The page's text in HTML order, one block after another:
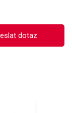
dotaz